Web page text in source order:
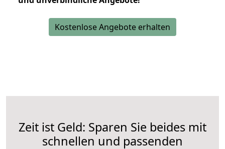
Kostenlose Angebote erhalten
Zeit ist Geld: Sparen Sie beides mit
schnellen und passenden